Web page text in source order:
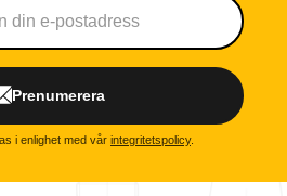
Prenumerera
i enlighet med vår integritetspolicy.